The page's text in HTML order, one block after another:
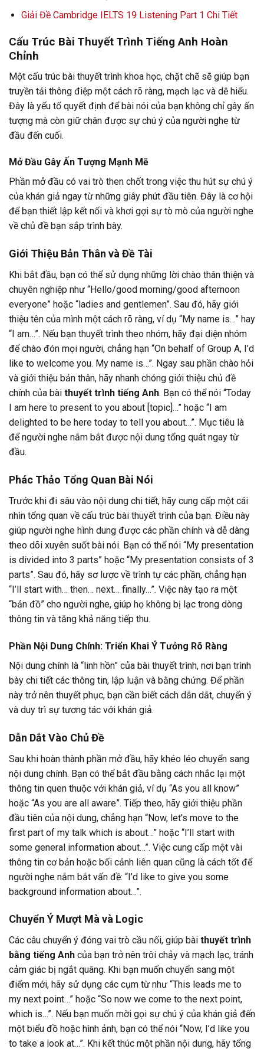
Giải Đề Cambridge IELTS 19 Listening Part 1 Chi Tiết
Cấu Trúc Bài Thuyết Trình Tiếng Anh Hoàn
Chỉnh
Một cấu trúc bài thuyết trình khoa học, chặt chẽ sẽ giúp bạn
truyền tải thông điệp một cách rõ ràng, mạch lạc và dễ hiểu.
Đây là yếu tố quyết định để bài nói của bạn không chỉ gây ấn
tượng mà còn giữ chân được sự chú ý của người nghe từ
đầu đến cuối.
Mở Đầu Gây Ấn Tượng Mạnh Mẽ
Phần mở đầu có vai trò then chốt trong việc thu hút sự chú ý
của khán giả ngay từ những giây phút đầu tiên. Đây là cơ hội
để bạn thiết lập kết nối và khơi gợi sự tò mò của người nghe
về chủ đề bạn sắp trình bày.
Giới Thiệu Bản Thân và Đề Tài
Khi bắt đầu, bạn có thể sử dụng những lời chào thân thiện và
chuyên nghiệp như “Hello/good morning/good afternoon
everyone” hoặc “ladies and gentlemen”. Sau đó, hãy giới
thiệu tên của mình một cách rõ ràng, ví dụ “My name is…” hay
“I am…”. Nếu bạn thuyết trình theo nhóm, hãy đại diện nhóm
để chào đón mọi người, chẳng hạn “On behalf of Group A, I’d
like to welcome you. My name is…”. Ngay sau phần chào hỏi
và giới thiệu bản thân, hãy nhanh chóng giới thiệu chủ đề
chính của bài thuyết trình tiếng Anh. Bạn có thể nói “Today
I am here to present to you about [topic]…” hoặc “I am
delighted to be here today to tell you about…”. Mục tiêu là
để người nghe nắm bắt được nội dung tổng quát ngay từ
đầu.
Phác Thảo Tổng Quan Bài Nói
Trước khi đi sâu vào nội dung chi tiết, hãy cung cấp một cái
nhìn tổng quan về cấu trúc bài thuyết trình của bạn. Điều này
giúp người nghe hình dung được các phần chính và dễ dàng
theo dõi xuyên suốt bài nói. Bạn có thể nói “My presentation
is divided into 3 parts” hoặc “My presentation consists of 3
parts”. Sau đó, hãy sơ lược về trình tự các phần, chẳng hạn
“I’ll start with… then… next… finally…”. Việc này tạo ra một
“bản đồ” cho người nghe, giúp họ không bị lạc trong dòng
thông tin và tăng khả năng tiếp thu.
Phần Nội Dung Chính: Triển Khai Ý Tưởng Rõ Ràng
Nội dung chính là “linh hồn” của bài thuyết trình, nơi bạn trình
bày chi tiết các thông tin, lập luận và bằng chứng. Để phần
này trở nên thuyết phục, bạn cần biết cách dẫn dắt, chuyển ý
và duy trì sự tương tác với khán giả.
Dẫn Dắt Vào Chủ Đề
Sau khi hoàn thành phần mở đầu, hãy khéo léo chuyển sang
nội dung chính. Bạn có thể bắt đầu bằng cách nhắc lại một
thông tin quen thuộc với khán giả, ví dụ “As you all know”
hoặc “As you are all aware”. Tiếp theo, hãy giới thiệu phần
đầu tiên của nội dung, chẳng hạn “Now, let’s move to the
first part of my talk which is about…” hoặc “I’ll start with
some general information about…”. Việc cung cấp một vài
thông tin cơ bản hoặc bối cảnh liên quan cũng là cách tốt để
người nghe nắm bắt vấn đề: “I’d like to give you some
background information about…”.
Chuyển Ý Mượt Mà và Logic
Các câu chuyển ý đóng vai trò cầu nối, giúp bài thuyết trình
bằng tiếng Anh của bạn trở nên trôi chảy và mạch lạc, tránh
cảm giác bị ngắt quãng. Khi bạn muốn chuyển sang một
điểm mới, hãy sử dụng các cụm từ như “This leads me to
my next point…” hoặc “So now we come to the next point,
which is…”. Nếu bạn muốn mời gọi sự chú ý của khán giả đến
một biểu đồ hoặc hình ảnh, bạn có thể nói “Now, I’d like you
to take a look at…”. Khi kết thúc một phần nội dung, hãy tổng